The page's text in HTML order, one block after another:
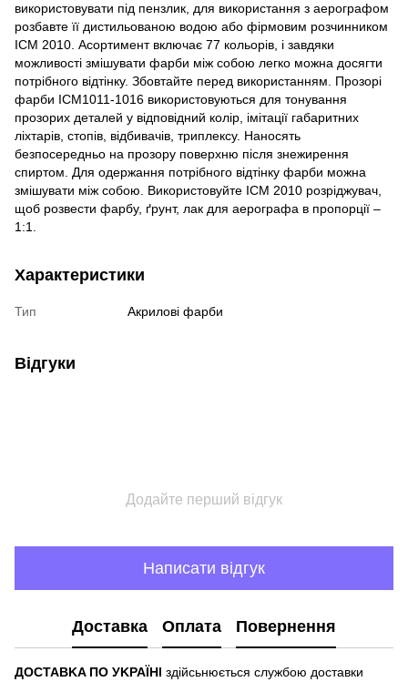
використовувати під пензлик, для використання з аерографом
розбавте її дистильованою водою або фірмовим розчинником
ICM 2010. Асортимент включає 77 кольорів, і завдяки
можливості змішувати фарби між собою легко можна досягти
потрібного відтінку. Збовтайте перед використанням. Прозорі
фарби ICM1011-1016 використовуються для тонування
прозорих деталей у відповідний колір, імітації габаритних
ліхтарів, стопів, відбивачів, триплексу. Наносять
безпосередньо на прозору поверхню після знежирення
спиртом. Для одержання потрібного відтінку фарби можна
змішувати між собою. Використовуйте ICM 2010 розріджувач,
щоб розвести фарбу, ґрунт, лак для аерографа в пропорції –
1:1.
Характеристики
Тип Акрилові фарби
Відгуки
Додайте перший відгук
Написати відгук
Доставка Оплата Повернення
ДOCTABKA ПO УKPAЇHІ здійсьнюється службою доставки